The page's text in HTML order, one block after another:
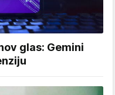
glas: Gemini